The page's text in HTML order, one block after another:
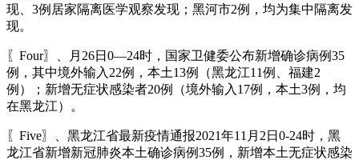
现、3例居家隔离医学观察发现；黑河市2例，均为集中隔离发
现。
〖Four〗、月26日0—24时，国家卫健委公布新增确诊病例35
例，其中境外输入22例，本土13例（黑龙江11例、福建2
例）；新增无症状感染者20例（境外输入17例，本土3例，均
在黑龙江）。
〖Five〗、黑龙江省最新疫情通报2021年11月2日0-24时，黑
龙江省新增新冠肺炎本土确诊病例35例，新增本土无症状感染